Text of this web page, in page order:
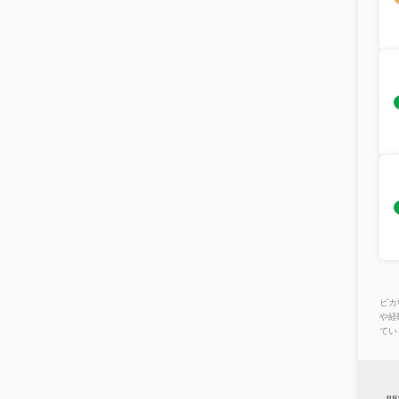
ピ
や経
てい